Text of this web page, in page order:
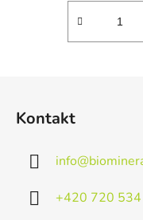
Kontakt
info@
+420 720